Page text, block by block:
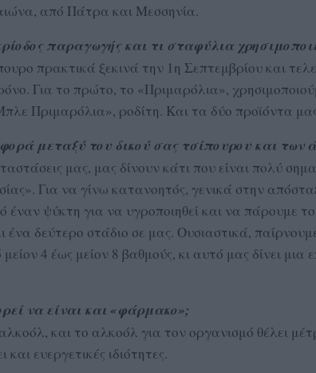
από Πάτρα και Μεσσηνία.
παραγωγής και τι σταφύλια
πρακτικά ξεκινά την 1η Σεπτεμβρίου και
Για το πρώτο, το «Πριμαρόλια»,
Πριμαρόλια», ροδίτη. Και τα δύο προϊόντα μας
μεταξύ του δικού σας τσίπουρου και των
μας, μας δίνουν κάτι που είναι πολύ
Για να γίνω κατανοητός, γενικά στην
έναν ψύκτη για να υγροποιηθεί και να πάρουμε
ένα δεύτερο στάδιο σε μας. Ουσιαστικά,
4 έως μείον 8 βαθμούς, κι αυτό μας δίνει μια
να είναι και «φάρμακο»;
και το αλκοόλ για τον οργανισμό θέλει
και ευεργετικές ιδιότητες.